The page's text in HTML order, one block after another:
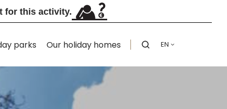
for this activity.
parks Our holiday homes EN